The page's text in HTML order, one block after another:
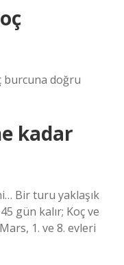
burcuna doğru
kadar
Bir turu yaklaşık
gün kalır; Koç ve
1. ve 8. evleri